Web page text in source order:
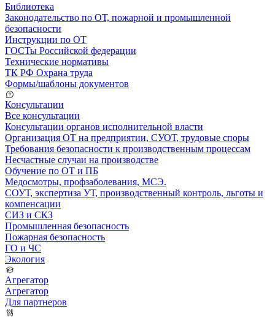
Библиотека
Законодательство по ОТ, пожарной и промышленной
безопасности
Инструкции по ОТ
ГОСТы Российской федерации
Технические нормативы
ТК РФ Охрана труда
Формы/шаблоны документов
Консультации
Все консультации
Консультации органов исполнительной власти
Организация ОТ на предприятии, СУОТ, трудовые споры
Требования безопасности к производственным процессам
Несчастные случаи на производстве
Обучение по ОТ и ПБ
Медосмотры, профзаболевания, МСЭ.
СОУТ, экспертиза УТ, производственный контроль, льготы и
компенсации
СИЗ и СКЗ
Промышленная безопасность
Пожарная безопасность
ГО и ЧС
Экология
Агрегатор
Агрегатор
Для партнеров